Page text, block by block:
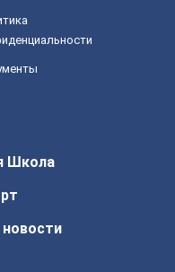
Школа
новости